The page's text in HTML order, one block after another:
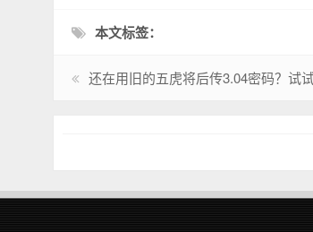
本文标签：
还在用旧的五虎将后传3.04密码？试